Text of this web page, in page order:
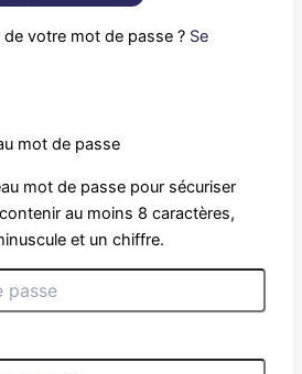
votre mot de passe ? Se
mot de passe
mot de passe pour sécuriser
au moins 8 caractères,
et un chiffre.